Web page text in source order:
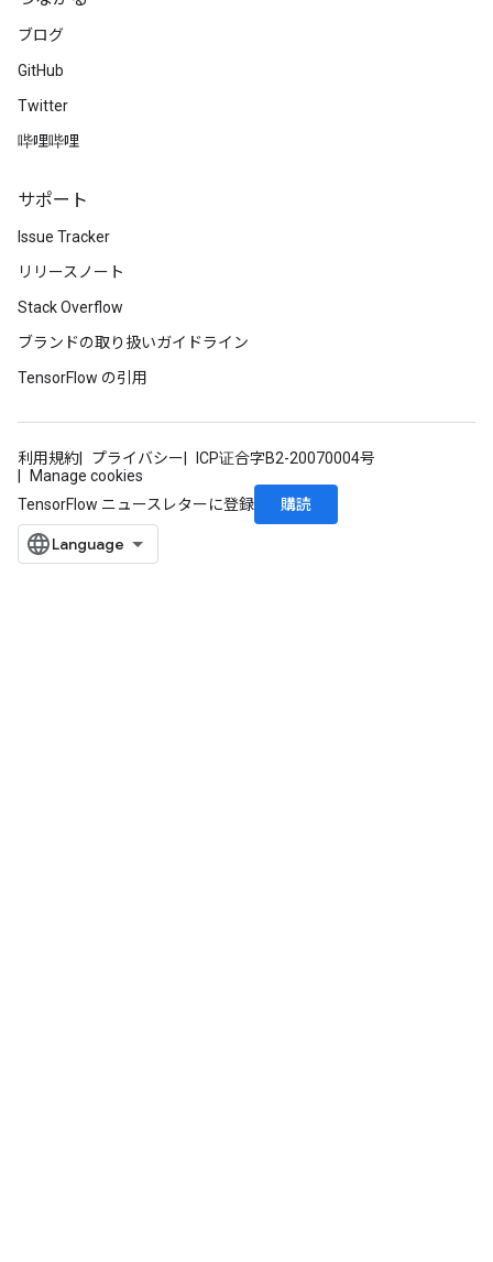
ブログ
GitHub
Twitter
哔哩哔哩
サポート
Issue Tracker
リリースノート
Stack Overflow
ブランドの取り扱いガイドライン
TensorFlow の引用
利用規約 プライバシー
ICP证合字B2-20070004号
Manage cookies
TensorFlow ニュースレターに登録
購読